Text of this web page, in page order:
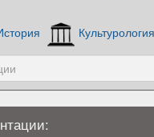
Культурология